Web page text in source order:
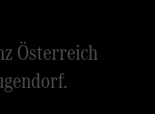
Österreich